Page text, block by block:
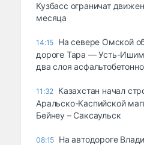
Кузбасс ограничат
месяца
14:15 На севере Омской
дороге Тара — Усть-
два слоя
11:32 Казахстан начал
Аральско-Каспийской
Бейнеу – Саксаульск
08:15 На автодороге